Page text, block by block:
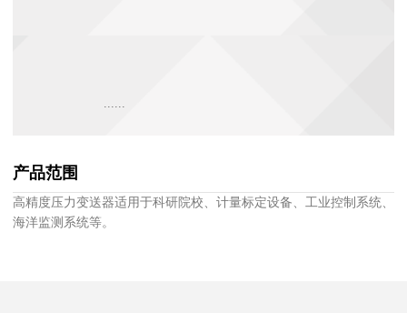
产品范围
高精度压力变送器适用于科研院校、计量标定设备、工业控制系统、
海洋监测系统等。